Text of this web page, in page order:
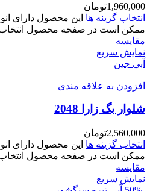
1,960,000تومان
انتخاب گزینه ها این محصول دارای
ممکن است در صفحه محصول
مقايسه
نمایش سریع
آبی جین
افزودن به علاقه مندی
شلوار بگ زارا 2048
2,560,000تومان
انتخاب گزینه ها این محصول دارای
ممکن است در صفحه محصول
مقايسه
نمایش سریع